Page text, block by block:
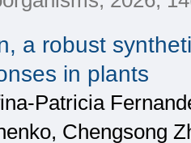
a robust
in plants
Patricia
Chengsong